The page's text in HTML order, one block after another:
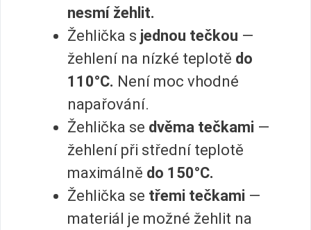
nesmí žehlit.
Žehlička s jednou tečkou —
žehlení na nízké teplotě do
110°C. Není moc vhodné
napařování.
Žehlička se dvěma tečkami —
žehlení při střední teplotě
maximálně do 150°C.
Žehlička se třemi tečkami —
materiál je možné žehlit na